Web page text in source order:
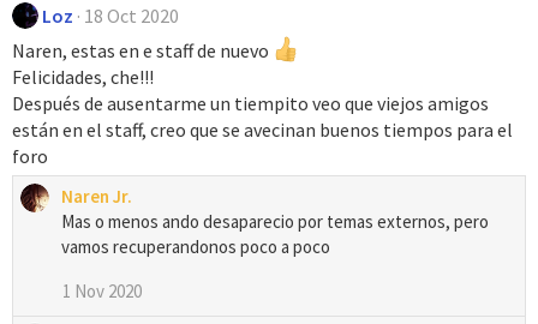
Loz 18 Oct 2020
Naren, estas en e staff de nuevo
Felicidades, che!!!
Después de ausentarme un tiempito veo que viejos amigos
están en el staff, creo que se avecinan buenos tiempos para el
foro
Naren Jr.
Mas o menos ando desaparecio por temas externos, pero
vamos recuperandonos poco a poco
1 Nov 2020